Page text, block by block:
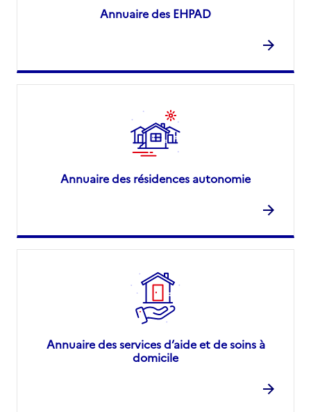
Annuaire des EHPAD
Annuaire des résidences autonomie
Annuaire des services d’aide et de soins à
domicile